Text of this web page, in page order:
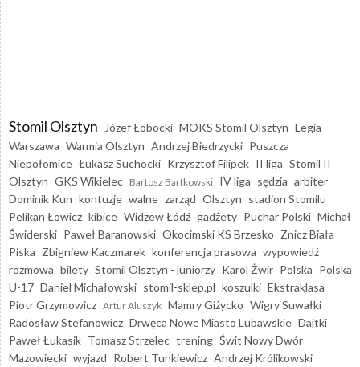
Stomil Olsztyn Józef Łobocki MOKS Stomil Olsztyn Legia
Warszawa Warmia Olsztyn Andrzej Biedrzycki Puszcza
Niepołomice Łukasz Suchocki Krzysztof Filipek II liga Stomil II
Olsztyn GKS Wikielec Bartosz Bartkowski IV liga sędzia arbiter
Dominik Kun kontuzje walne zarząd Olsztyn stadion Stomilu
Pelikan Łowicz kibice Widzew Łódź gadżety Puchar Polski Michał
Świderski Paweł Baranowski Okocimski KS Brzesko Znicz Biała
Piska Zbigniew Kaczmarek konferencja prasowa wypowiedź
rozmowa bilety Stomil Olsztyn - juniorzy Karol Żwir Polska Polska
U-17 Daniel Michałowski stomil-sklep.pl koszulki Ekstraklasa
Piotr Grzymowicz Artur Aluszyk Mamry Giżycko Wigry Suwałki
Radosław Stefanowicz Drwęca Nowe Miasto Lubawskie Dajtki
Paweł Łukasik Tomasz Strzelec trening Świt Nowy Dwór
Mazowiecki wyjazd Robert Tunkiewicz Andrzej Królikowski